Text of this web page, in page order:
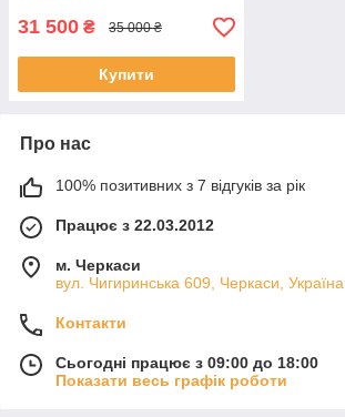
31 500 ₴ 35 000 ₴
Купити
Про нас
100% позитивних з 7 відгуків за рік
Працює з 22.03.2012
м. Черкаси
вул. Чигиринська 609, Черкаси, Україна
Контакти
Сьогодні працює з 09:00 до 18:00
Показати весь графік роботи